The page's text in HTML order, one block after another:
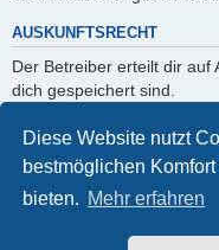
Diese Website nutzt
bestmöglichen
bieten. Mehr erfahren
AUSKUNFTSRECHT
Der Betreiber erteilt dir auf
dich gespeichert sind.
Du kannst jederzeit die
verlangen. Kontaktiere